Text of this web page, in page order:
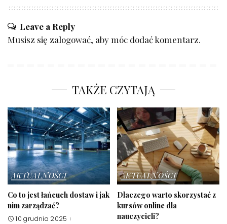
Leave a Reply
Musisz się zalogować, aby móc dodać komentarz.
TAKŻE CZYTAJĄ
AKTUALNOŚCI
Co to jest łańcuch dostaw i jak
nim zarządzać?
10 grudnia 2025
AKTUALNOŚCI
Dlaczego warto skorzystać z
kursów online dla
nauczycieli?